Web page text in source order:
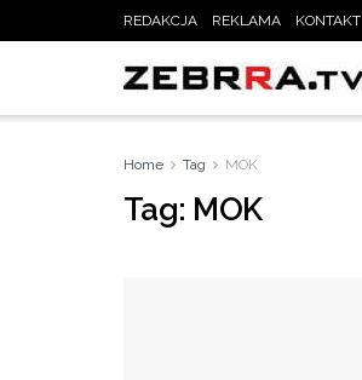
REDAKCJA REKLAMA KONTAKT
Home Tag MOK
Tag: MOK